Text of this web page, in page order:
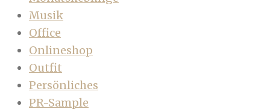
Musik
Office
Onlineshop
Outfit
Persönliches
PR-Sample